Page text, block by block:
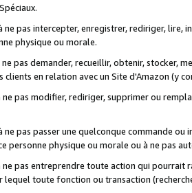
ne pas intercepter, enregistrer, rediriger,
physique ou morale.
ne pas demander, recueillir, obtenir, stocker,
clients en relation avec un Site d'Amazon (y
ne pas modifier, rediriger, supprimer ou
ne pas passer une quelconque commande
personne physique ou morale ou à ne pas
ne pas entreprendre toute action qui
lequel toute fonction ou transaction